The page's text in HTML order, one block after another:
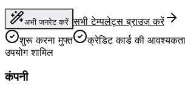
अभी जनरेट करें सभी टेम्पलेट्स ब्राउज़ करें
शुरू करना मुफ्त
क्रेडिट कार्ड की
उपयोग शामिल
कंपनी